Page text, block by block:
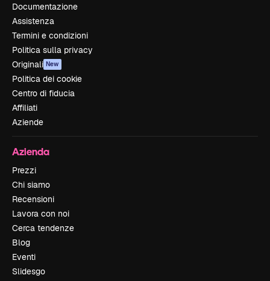
Documentazione
Assistenza
Termini e condizioni
Politica sulla privacy
Originali New
Politica dei cookie
Centro di fiducia
Affiliati
Aziende
Azienda
Prezzi
Chi siamo
Recensioni
Lavora con noi
Cerca tendenze
Blog
Eventi
Slidesgo